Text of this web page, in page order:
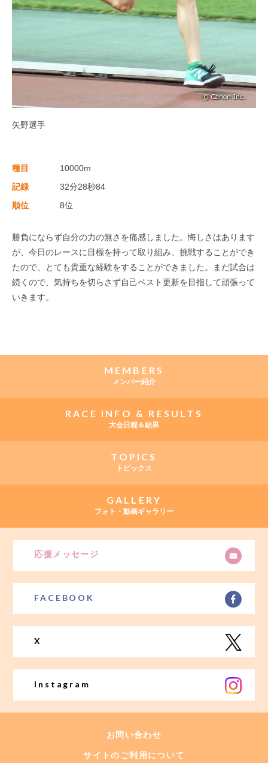
矢野選手
種目
10000m
記録
32分28秒84
順位
8位
勝負にならず自分の力の無さを痛感しました。悔しさはあります
が、今日のレースに目標を持って取り組み、挑戦することができ
たので、とても貴重な経験をすることができました。まだ試合は
続くので、気持ちを切らさず自己ベスト更新を目指して頑張って
いきます。
MEMBERS
メンバー紹介
RACE INFO & RESULTS
大会日程＆結果
TOPICS
トピックス
GALLERY
フォト・動画ギャラリー
応援メッセージ
FACEBOOK
X
Instagram
お問い合わせ
サイトのご利用について